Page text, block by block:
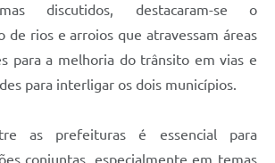
discutidos, destacaram-se o
de rios e arroios que atravessam áreas
para a melhoria do trânsito em vias e
para interligar os dois municípios.
as prefeituras é essencial para
conjuntas, especialmente em temas